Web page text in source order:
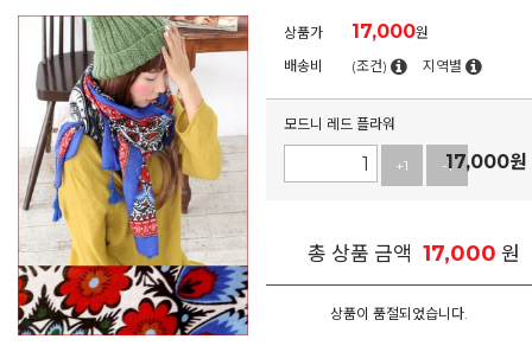
상품가 17,000원
배송비
(조건) 지역별
모드니 레드 플라워
+1 -117,000원
총 상품 금액 17,000 원
상품이 품절되었습니다.